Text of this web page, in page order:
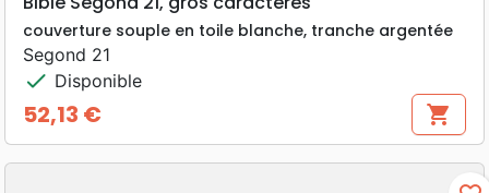
couverture souple en toile blanche, tranche argentée
Segond 21
check Disponible
Prix
52,13 € shopping_cart